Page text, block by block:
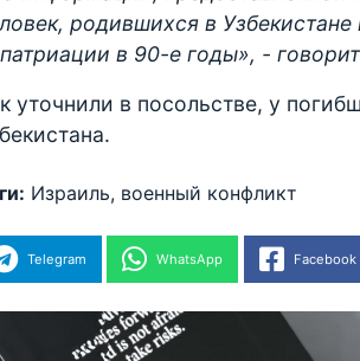
родившихся в
в 90-е годы», -
уточнили в посольстве, у
Израиль, военный конфликт
Telegram WhatsApp Facebook